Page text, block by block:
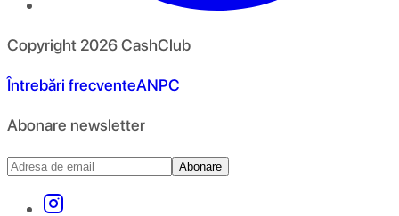
Copyright 2026CashClub
Întrebări frecventeANPC
Abonare newsletter
Abonare